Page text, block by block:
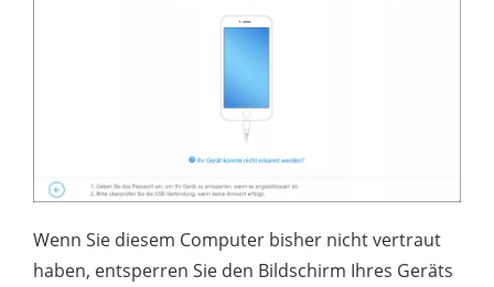
Wenn Sie diesem Computer bisher nicht vertraut
haben, entsperren Sie den Bildschirm Ihres Geräts